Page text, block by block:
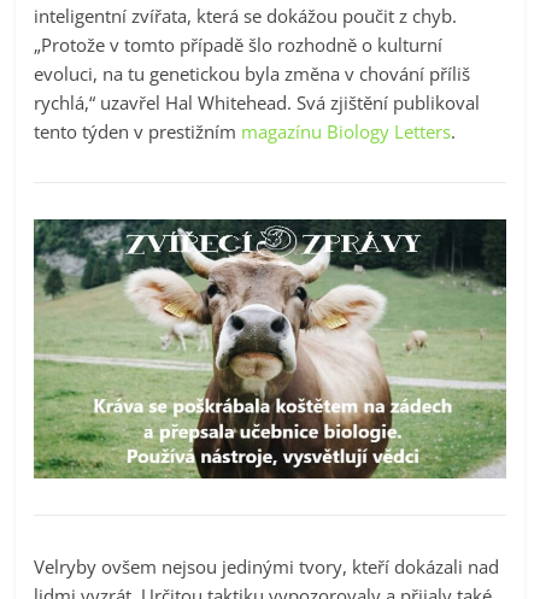
inteligentní zvířata, která se dokážou poučit z chyb.
„Protože v tomto případě šlo rozhodně o kulturní
evoluci, na tu genetickou byla změna v chování příliš
rychlá,“ uzavřel Hal Whitehead. Svá zjištění publikoval
tento týden v prestižním magazínu Biology Letters.
Velryby ovšem nejsou jedinými tvory, kteří dokázali nad